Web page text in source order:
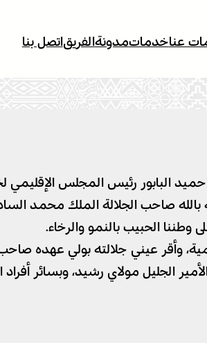
عناخدماتمدونةالفريقاتصل بنا
البابور رئيس المجلس
صاحب الجلالة الملك محمد
وطننا الحبيب بالنمو والرخاء.
وأقر عيني جلالته بولي
الجليل مولاي رشيد، وبسائر